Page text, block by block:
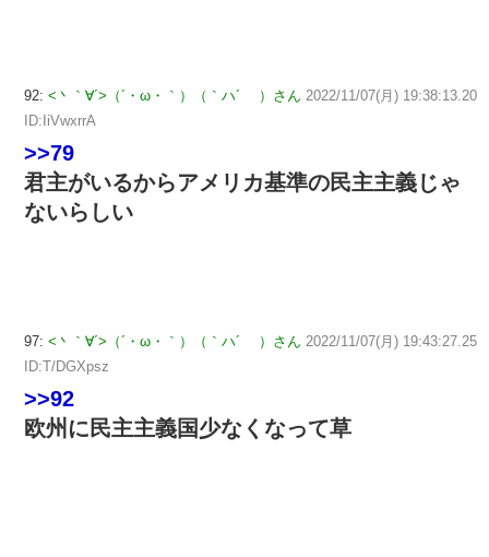
92: <丶｀∀´>（´・ω・｀）（｀ハ´ ）さん 2022/11/07(月) 19:38:13.20
ID:IiVwxrrA
>>79
君主がいるからアメリカ基準の民主主義じゃ
ないらしい
97: <丶｀∀´>（´・ω・｀）（｀ハ´ ）さん 2022/11/07(月) 19:43:27.25
ID:T/DGXpsz
>>92
欧州に民主主義国少なくなって草